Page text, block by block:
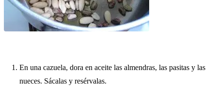
En una cazuela, dora en aceite las almendras, las pasitas y las
nueces. Sácalas y resérvalas.